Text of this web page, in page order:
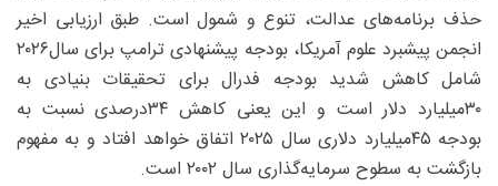
حذف برنامه‌های عدالت، تنوع و شمول است. طبق ارزیابی اخیر
انجمن پیشبرد علوم آمریکا، بودجه پیشنهادی ترامپ برای سال‌۲۰۲۶
شامل کاهش شدید بودجه فدرال برای تحقیقات بنیادی به
۳۰‌میلیارد دلار است و این یعنی کاهش ۳۴‌درصدی نسبت به
بودجه ۴۵‌میلیارد دلاری سال ۲۰۲۵ اتفاق خواهد افتاد و به مفهوم
بازگشت به سطوح سرمایه‌گذاری سال‌ ۲۰۰۲ است.